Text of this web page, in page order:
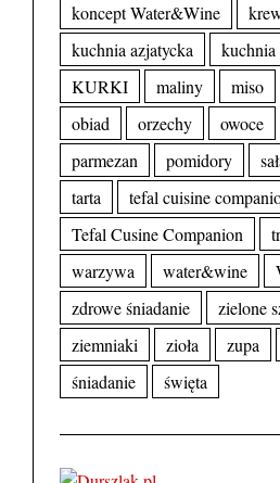
koncept Water&Wine
kuchnia azjatycka
kuchnia
KURKI
maliny miso
obiad
orzechy owoce
parmezan
pomidory
tarta
tefal cuisine
Tefal Cusine Companion
warzywa
water&wine
zdrowe śniadanie
zielone
ziemniaki
zioła zupa
śniadanie
święta